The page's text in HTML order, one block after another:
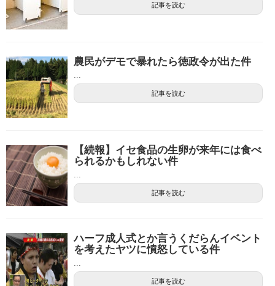
記事を読む
農民がデモで暴れたら徳政令が出た件
記事を読む
【続報】イセ食品の生卵が来年には食べ
られるかもしれない件
記事を読む
ハーフ成人式とか言うくだらんイベント
を考えたヤツに憤怒している件
記事を読む